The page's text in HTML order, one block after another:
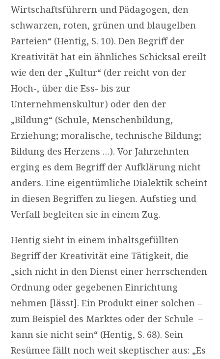
Wirtschaftsführern und Pädagogen, den
schwarzen, roten, grünen und blaugelben
Parteien“ (Hentig, S. 10). Den Begriff der
Kreativität hat ein ähnliches Schicksal ereilt
wie den der „Kultur“ (der reicht von der
Hoch-, über die Ess- bis zur
Unternehmenskultur) oder den der
„Bildung“ (Schule, Menschenbildung,
Erziehung; moralische, technische Bildung;
Bildung des Herzens …). Vor Jahrzehnten
erging es dem Begriff der Aufklärung nicht
anders. Eine eigentümliche Dialektik scheint
in diesen Begriffen zu liegen. Aufstieg und
Verfall begleiten sie in einem Zug.
Hentig sieht in einem inhaltsgefüllten
Begriff der Kreativität eine Tätigkeit, die
„sich nicht in den Dienst einer herrschenden
Ordnung oder gegebenen Einrichtung
nehmen [lässt]. Ein Produkt einer solchen –
zum Beispiel des Marktes oder der Schule –
kann sie nicht sein“ (Hentig, S. 68). Sein
Resümee fällt noch weit skeptischer aus: „Es